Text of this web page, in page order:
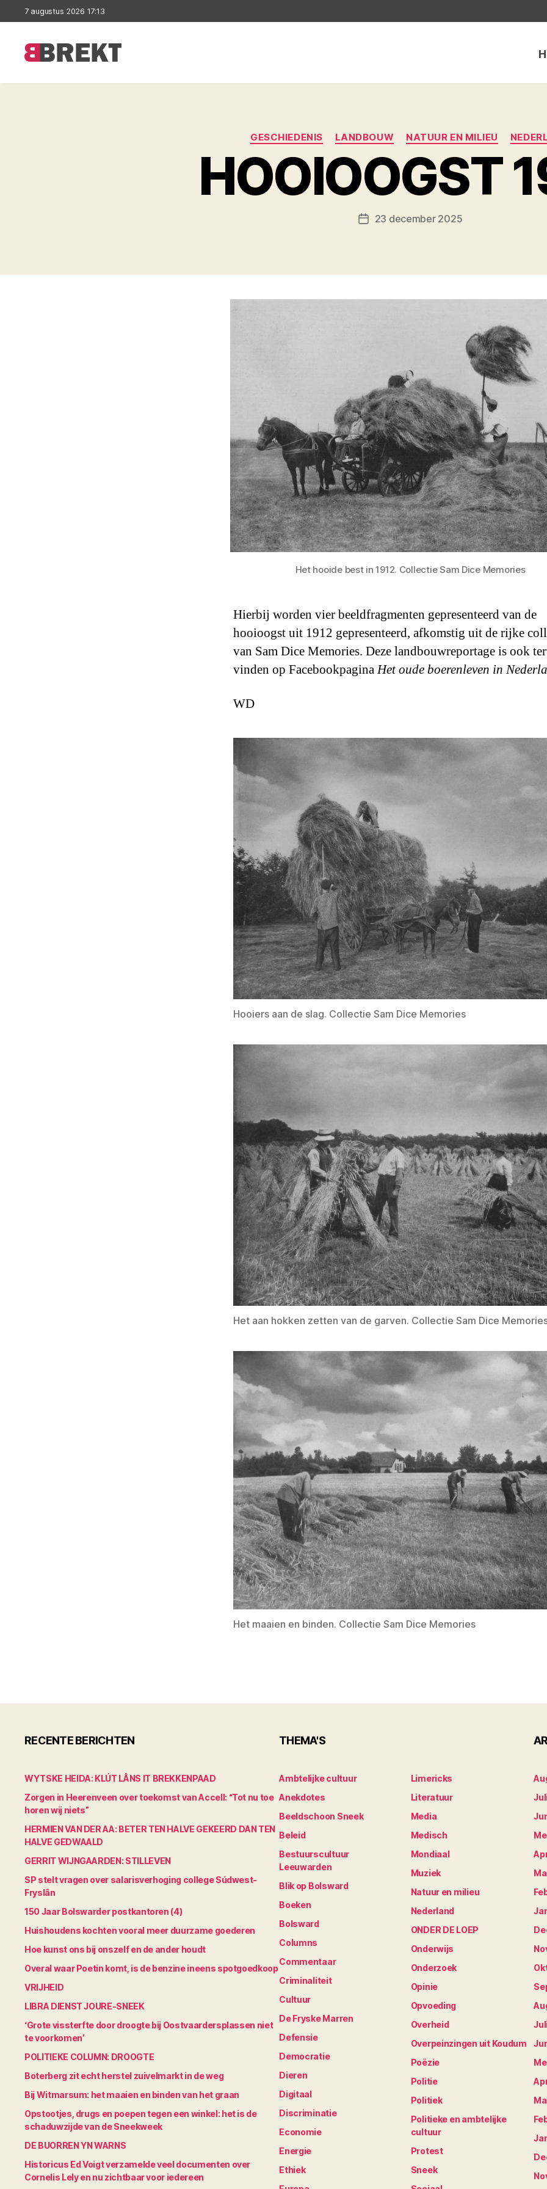
7 augustus 2026 17:13
Categorieën
GESCHIEDENIS LANDBOUW NATUUR EN MILIEU
HOOIOOGST
Berichtdatum
23 december 2025
Het hooide best in 1912. Collectie Sam Dice Memories
Hierbij worden vier beeldfragmenten gepresenteerd van de
hooioogst uit 1912 gepresenteerd, afkomstig uit de rijke
van Sam Dice Memories. Deze landbouwreportage is ook
vinden op FacebookpaginaHet oude boerenleven in
WD
Hooiers aan de slag. Collectie Sam Dice Memories
Het aan hokken zetten van de garven. Collectie Sam Dice
Het maaien en binden. Collectie Sam Dice Memories
RECENTE BERICHTEN
WYTSKE HEIDA: KLÚT LÂNS IT BREKKENPAAD
Zorgen in Heerenveen over toekomst van Accell: “Tot nu toe
horen wij niets”
HERMIEN VAN DER AA: BETER TEN HALVE GEKEERD DAN TEN
HALVE GEDWAALD
GERRIT WIJNGAARDEN: STILLEVEN
SP stelt vragen over salarisverhoging college Súdwest-
Fryslân
150 Jaar Bolswarder postkantoren (4)
Huishoudens kochten vooral meer duurzame goederen
Hoe kunst ons bij onszelf en de ander houdt
Overal waar Poetin komt, is de benzine ineens spotgoedkoop
VRIJHEID
LIBRA DIENST JOURE-SNEEK
‘Grote vissterfte door droogte bij Oostvaardersplassen niet
te voorkomen’
POLITIEKE COLUMN: DROOGTE
Boterberg zit echt herstel zuivelmarkt in de weg
Bij Witmarsum: het maaien en binden van het graan
Opstootjes, drugs en poepen tegen een winkel: het is de
schaduwzijde van de Sneekweek
DE BUORREN YN WARNS
Historicus Ed Voigt verzamelde veel documenten over
Cornelis Lely en nu zichtbaar voor iedereen
THEMA'S
Ambtelijke cultuur
Anekdotes
Beeldschoon Sneek
Beleid
Bestuurscultuur
Leeuwarden
Blik op Bolsward
Boeken
Bolsward
Columns
Commentaar
Criminaliteit
Cultuur
De Fryske Marren
Defensie
Democratie
Dieren
Digitaal
Discriminatie
Economie
Energie
Ethiek
Limericks
Literatuur
Media
Medisch
Mondiaal
Muziek
Natuur en milieu
Nederland
ONDER DE LOEP
Onderwijs
Onderzoek
Opinie
Opvoeding
Overheid
Overpeinzingen uit Koudum
Poëzie
Politie
Politiek
Politieke en ambtelijke
cultuur
Protest
Sneek